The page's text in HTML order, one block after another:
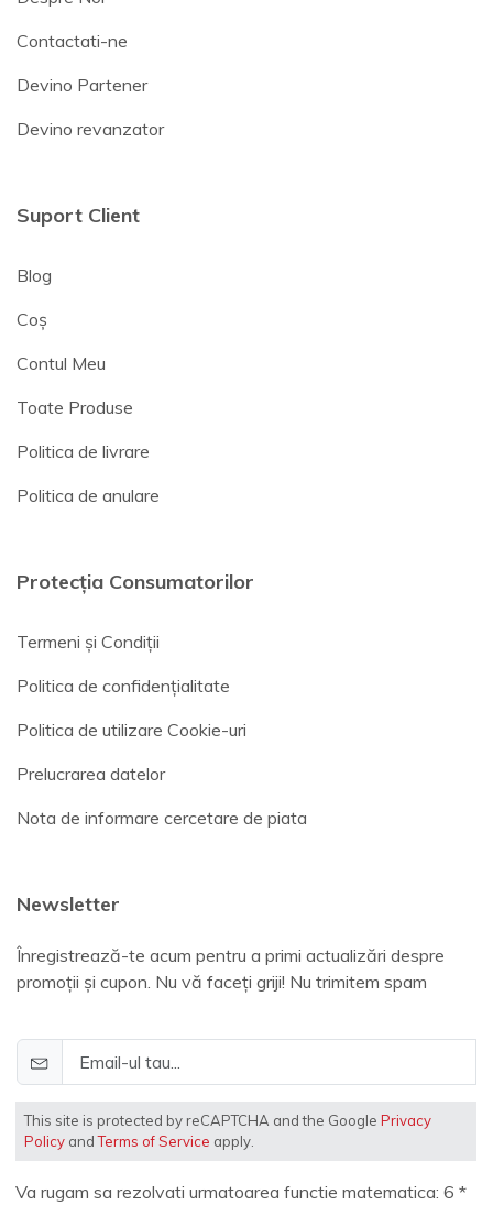
Contactati-ne
Devino Partener
Devino revanzator
Suport Client
Blog
Coș
Contul Meu
Toate Produse
Politica de livrare
Politica de anulare
Protecția Consumatorilor
Termeni și Condiții
Politica de confidențialitate
Politica de utilizare Cookie-uri
Prelucrarea datelor
Nota de informare cercetare de piata
Newsletter
Înregistrează-te acum pentru a primi actualizări despre
promoții și cupon. Nu vă faceți griji! Nu trimitem spam
This site is protected by reCAPTCHA and the Google Privacy
Policy andTerms of Service apply.
Va rugam sa rezolvati urmatoarea functie matematica: 6 *